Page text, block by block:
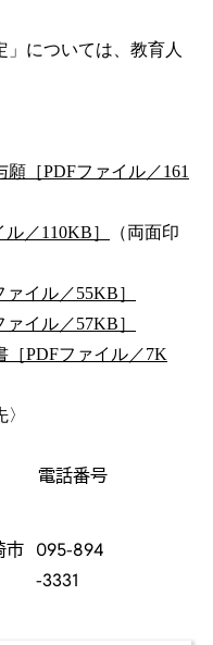
については、教育人
［PDFファイル／161
／110KB］
（両面印
イル／55KB］
イル／57KB］
PDFファイル／7K
電話番号
市 095-894
-3331